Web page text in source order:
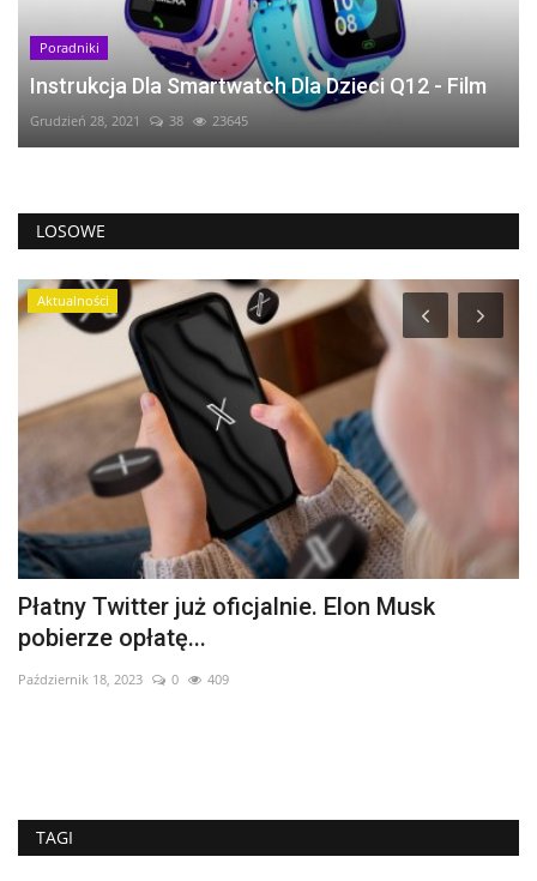
Poradniki
Instrukcja Dla Smartwatch Dla Dzieci Q12 - Film
Grudzień 28, 2021 38 23645
LOSOWE
Aktualności
Płatny Twitter już oficjalnie. Elon Musk
pobierze opłatę...
Październik 18, 2023 0 409
TAGI